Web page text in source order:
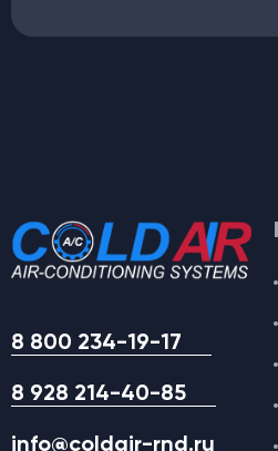
8 800 234-19-17
8 928 214-40-85
info@coldair-rnd.ru